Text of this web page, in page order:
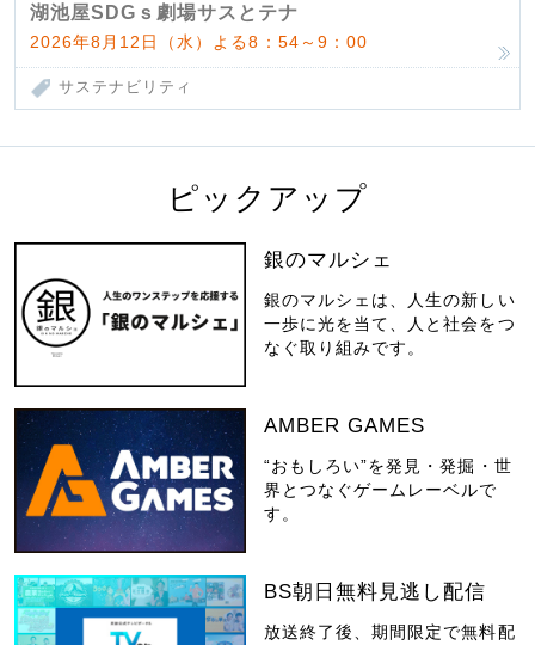
湖池屋SDGｓ劇場サスとテナ
2026年8月12日（水）よる8：54～9：00
サステナビリティ
ピックアップ
銀のマルシェ
銀のマルシェは、人生の新しい
一歩に光を当て、人と社会をつ
なぐ取り組みです。
AMBER GAMES
“おもしろい”を発見・発掘・世
界とつなぐゲームレーベルで
す。
BS朝日無料見逃し配信
放送終了後、期間限定で無料配